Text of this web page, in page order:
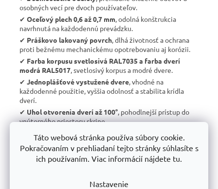
Táto webová stránka používa súbory cookie.
Pokračovaním v prehliadaní tejto stránky súhlasíte s
ich používaním. Viac informácií nájdete tu.
Nastavenie
osobných vecí pre dvoch používateľov.
✔︎ Oceľový plech 0,6 až 0,7 mm , odolná konštrukcia
navrhnutá na každodennú prevádzku.
✔︎ Práškovo lakovaný povrch , dlhá životnosť a ochrana
proti bežnému mechanickému opotrebovaniu aj korózii.
✔︎ Farba korpusu svetlosivá RAL7035 a farba dverí
modrá RAL5017 , svetlosivý korpus a modré dvere.
✔︎ Jednoplášťové vystužené dvere , vhodné na
každodenné použitie, vyššia odolnosť a stabilita krídla
dverí.
✔︎ Uhol otvorenia dverí až 100° , pohodlnejší prístup do
vnútorného priestoru skrine.
riešená v hornej prednej časti, dne, zadnej časti a v ploche
políc.
Vnútorné vybavenie každého oddielu, 1 polica s
háčiky a plastový rámček na menovku 15 × 60 mm.